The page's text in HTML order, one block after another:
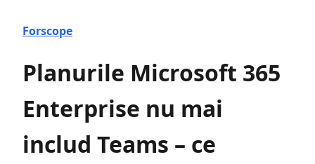
Forscope
Planurile Microsoft 365
Enterprise nu mai
includ Teams – ce